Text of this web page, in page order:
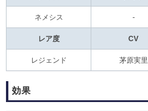
ネメシス -
レア度 CV
レジェンド 茅原実里
効果